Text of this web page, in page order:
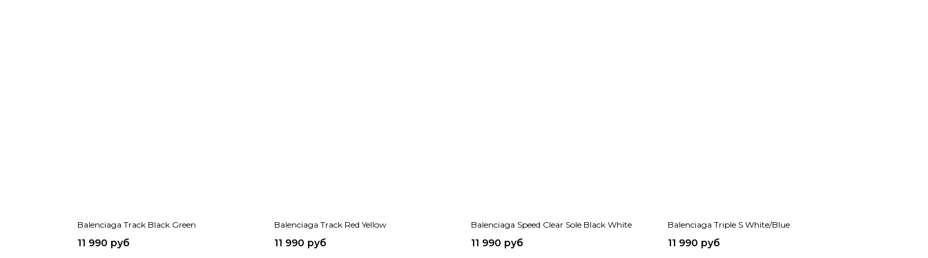
Balenciaga Track Black Green
11 990 руб
Balenciaga Track Red Yellow
11 990 руб
Balenciaga Speed Clear Sole Black White
11 990 руб
Balenciaga Triple S White/Blue
11 990 руб